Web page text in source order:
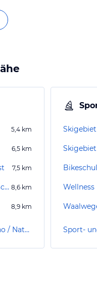
5,4 km
6,5 km
7,5 km
Messner Mountain Museum (Schloss Juval) 8,6 km
8,9 km
Sehenswürdigkeiten in Naturno / Naturns